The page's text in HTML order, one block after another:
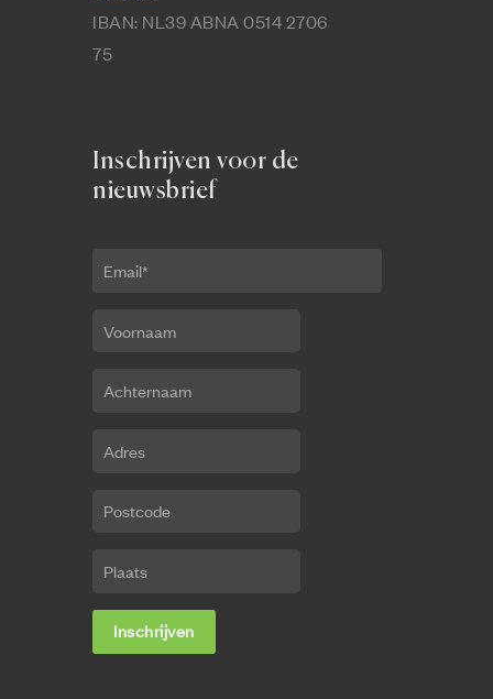
IBAN: NL39 ABNA 0514 2706
75
Inschrijven voor de
nieuwsbrief